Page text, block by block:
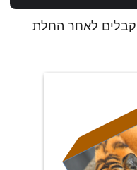
לאחר החלת